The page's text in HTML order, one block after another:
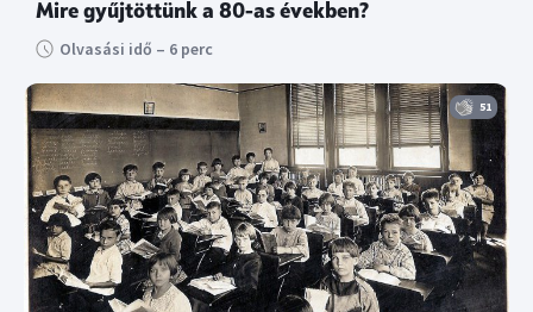
Mire gyűjtöttünk a 80-as években?
Olvasási idő – 6 perc
51